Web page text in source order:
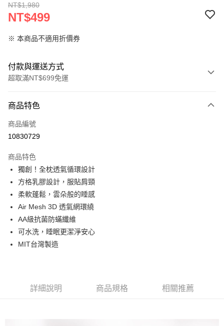
NT$1,980
NT$499
※ 本商品不適用折價券
付款與運送方式
超取滿NT$699免運
信用卡一次付款
信用卡分期付款
合作金庫商業銀行
華南商業銀行
上海商業儲蓄銀行
國泰世華商業銀行
臺灣中小企業銀行
匯豐（台灣）商業銀行
聯邦商業銀行
元大商業銀行
玉山商業銀行
超商取貨付款
LINE Pay
悠遊付
相關說明
商品特色
商品編號
10830729
商品特色
獨創！全枕透氣循環設計
方格乳膠設計，服貼肩頸
柔軟蓬鬆，雲朵般的睡感
Air Mesh 3D 透氣網環繞
AA級抗菌防蟎纖維
可水洗，睡眠更潔淨安心
MIT台灣製造
詳細說明 商品規格 相關推薦